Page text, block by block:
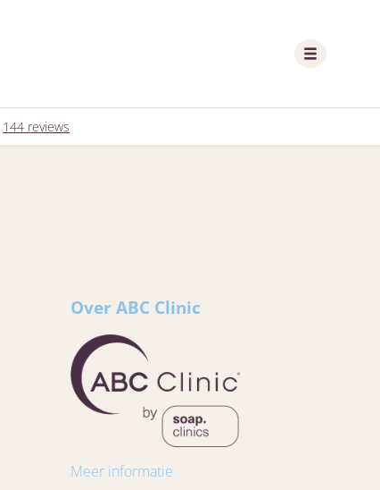
144 reviews
Over ABC Clinic
Meer informatie